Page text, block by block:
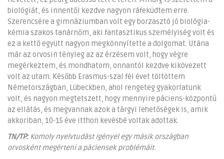
biológiát, és innentől kezdve nagyon ráfeküdtem erre.
Szerencsére a gimnáziumban volt egy borzasztó jó biológia-
kémia szakos tanárnőm, aki fantasztikus személyiség volt és
ez a kettő együtt nagyon megkönnyítette a dolgomat. Utána
már az orvosin tényleg az az érzésem volt, hogy végre
megérkeztem, és mondhatom, onnantól kezdve kikövezett
volt az utam. Később Erasmus-szal fél évet töltöttem
Németországban, Lübeckben, ahol rengeteg gyakorlatunk
volt, és nagyon megtetszett, hogy mennyire páciens-központú
az ellátás, és megvannak azok a tárgyi lehetőségek is, amik
akkoriban, 10-15 éve itthon kevésbé voltak adottak.
TN/TP:Komoly nyelvtudást igényel egy másik országban
orvosként megérteni a páciensek problémáit.